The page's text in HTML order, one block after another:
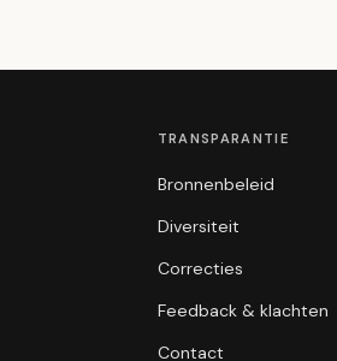
TRANSPARANTIE
Bronnenbeleid
Diversiteit
Correcties
Feedback & klachten
Contact